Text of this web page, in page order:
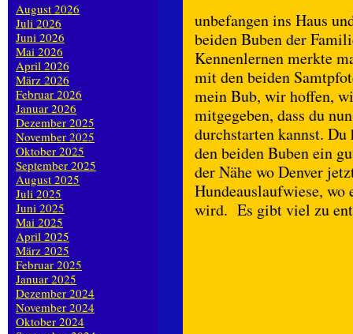
unbefangen ins Haus
beiden Buben der
Kennenlernen merkte
mit den beiden
mein Bub, wir hoffen,
mitgegeben, dass du
durchstarten kannst.
den beiden Buben ein
der Nähe wo Denver
Hundeauslaufwiese,
wird. Es gibt viel zu
August 2026
Juli 2026
Juni 2026
Mai 2026
April 2026
März 2026
Februar 2026
Januar 2026
Dezember 2025
November 2025
Oktober 2025
September 2025
August 2025
Juli 2025
Juni 2025
Mai 2025
April 2025
März 2025
Februar 2025
Januar 2025
Dezember 2024
November 2024
Oktober 2024